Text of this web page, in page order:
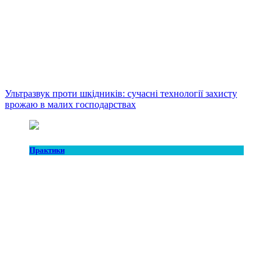
Ультразвук проти шкідників: сучасні технології захисту
врожаю в малих господарствах
Практики